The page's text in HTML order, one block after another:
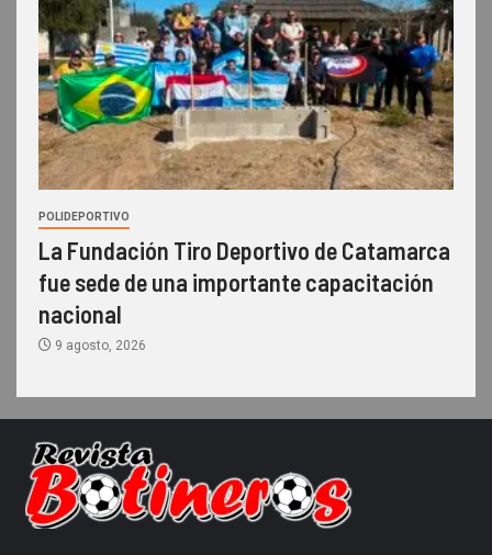
POLIDEPORTIVO
La Fundación Tiro Deportivo de Catamarca
fue sede de una importante capacitación
nacional
9 agosto, 2026